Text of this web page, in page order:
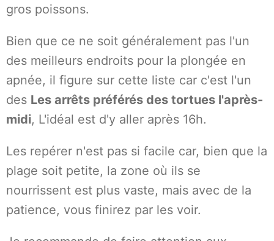
gros poissons.
Bien que ce ne soit généralement pas l'un
des meilleurs endroits pour la plongée en
apnée, il figure sur cette liste car c'est l'un
des Les arrêts préférés des tortues l'après-
midi, L'idéal est d'y aller après 16h.
Les repérer n'est pas si facile car, bien que la
plage soit petite, la zone où ils se
nourrissent est plus vaste, mais avec de la
patience, vous finirez par les voir.